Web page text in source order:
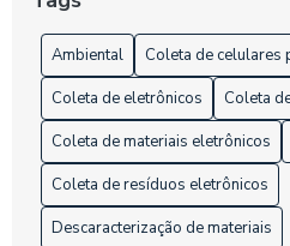
Centro de Descarte de
Centro de Descarte de
Seus Equipamentos de Forma
Centro de Descarte de
Coleta de Celulares para
para o Meio Ambiente
Ambiental
Coleta de celulares
Coleta de eletrônicos
Coleta
Coleta de materiais eletrônicos
Coleta de resíduos eletrônicos
Descaracterização de materiais